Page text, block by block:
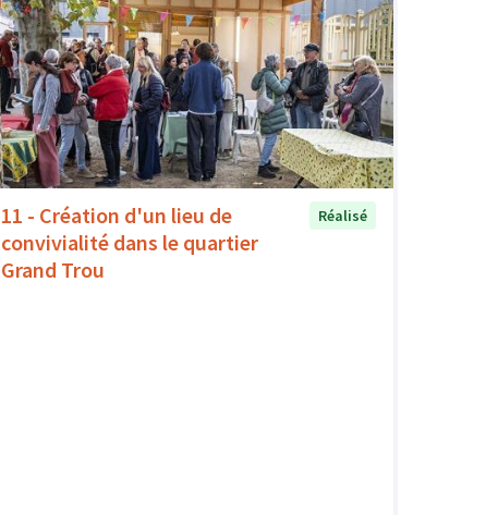
11 - Création d'un lieu de
convivialité dans le quartier
Grand Trou
Réalisé